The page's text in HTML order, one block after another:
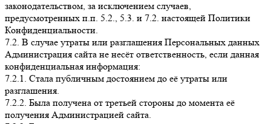
законодательством, за исключением случаев,
предусмотренных п.п. 5.2., 5.3. и 7.2. настоящей Политики
Конфиденциальности.
7.2. В случае утраты или разглашения Персональных данных
Администрация сайта не несёт ответственность, если данная
конфиденциальная информация:
7.2.1. Стала публичным достоянием до её утраты или
разглашения.
7.2.2. Была получена от третьей стороны до момента её
получения Администрацией сайта.